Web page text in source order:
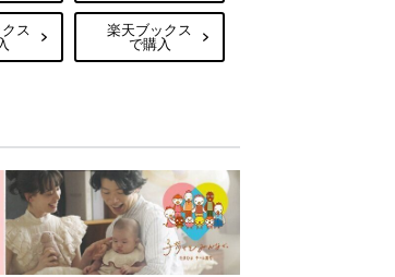
ス 楽天ブックス
で購入